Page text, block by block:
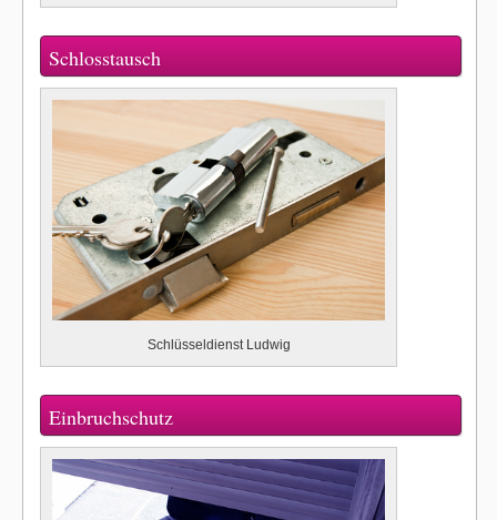
Schlosstausch
Schlüsseldienst Ludwig
Einbruchschutz